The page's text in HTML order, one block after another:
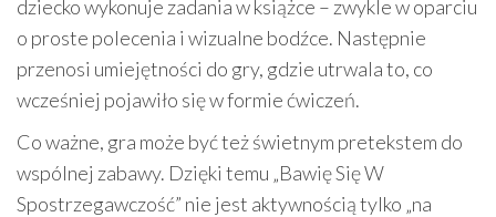
dziecko wykonuje zadania w książce – zwykle w oparciu
o proste polecenia i wizualne bodźce. Następnie
przenosi umiejętności do gry, gdzie utrwala to, co
wcześniej pojawiło się w formie ćwiczeń.
Co ważne, gra może być też świetnym pretekstem do
wspólnej zabawy. Dzięki temu „Bawię Się W
Spostrzegawczość” nie jest aktywnością tylko „na